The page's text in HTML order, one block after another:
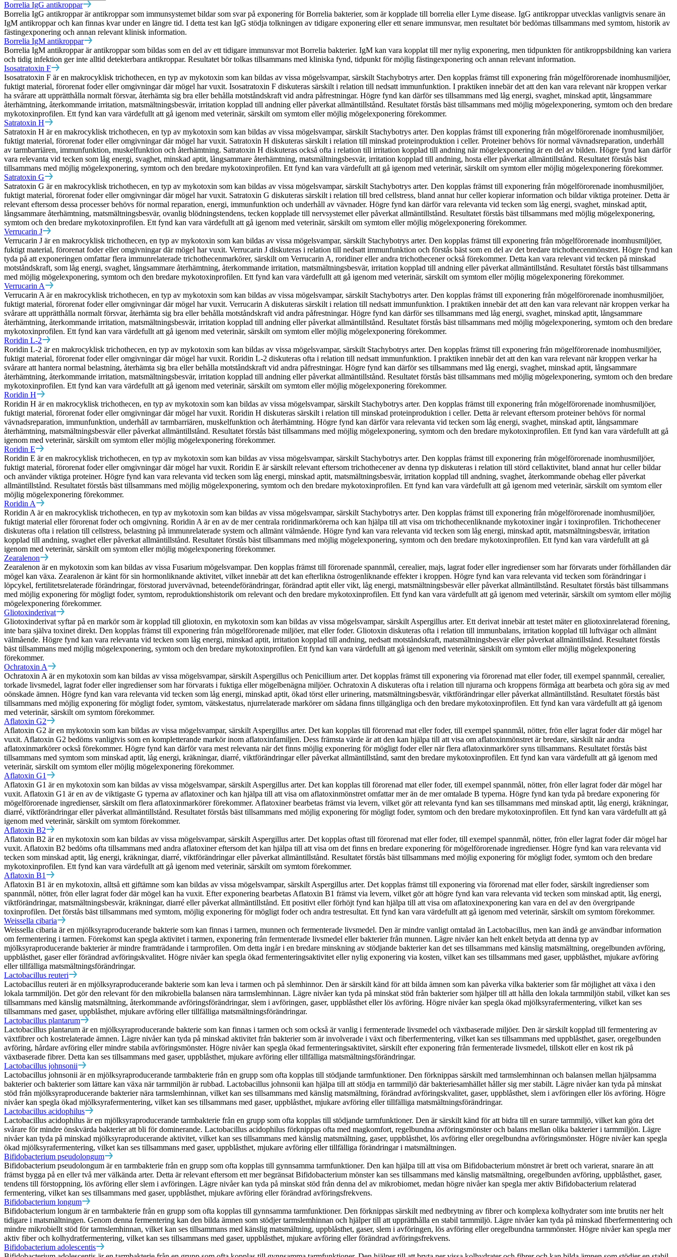
Borrelia IgG antikroppar
Borrelia IgG antikroppar är antikroppar som immunsystemet bildar som svar på exponering för Borrelia bakterier, som är kopplade till borrelia eller Lyme disease. IgG antikroppar utvecklas vanligtvis senare än
IgM antikroppar och kan finnas kvar under en längre tid. I detta test kan IgG stödja tolkningen av tidigare exponering eller ett senare immunsvar, men resultatet bör bedömas tillsammans med symtom, historik av
fästingexponering och annan relevant klinisk information.
Borrelia IgM antikroppar
Borrelia IgM antikroppar är antikroppar som bildas som en del av ett tidigare immunsvar mot Borrelia bakterier. IgM kan vara kopplat till mer nylig exponering, men tidpunkten för antikroppsbildning kan variera
och tidig infektion ger inte alltid detekterbara antikroppar. Resultatet bör tolkas tillsammans med kliniska fynd, tidpunkt för möjlig fästingexponering och annan relevant information.
Isosatratoxin F
Isosatratoxin F är en makrocyklisk trichothecen, en typ av mykotoxin som kan bildas av vissa mögelsvampar, särskilt Stachybotrys arter. Den kopplas främst till exponering från mögelförorenade inomhusmiljöer,
fuktigt material, förorenat foder eller omgivningar där mögel har vuxit. Isosatratoxin F diskuteras särskilt i relation till nedsatt immunfunktion. I praktiken innebär det att den kan vara relevant när kroppen verkar
ha svårare att upprätthålla normalt försvar, återhämta sig bra eller behålla motståndskraft vid andra påfrestningar. Högre fynd kan därför ses tillsammans med låg energi, svaghet, minskad aptit, långsammare
återhämtning, återkommande irritation, matsmältningsbesvär, irritation kopplad till andning eller påverkat allmäntillstånd. Resultatet förstås bäst tillsammans med möjlig mögelexponering, symtom och den bredare
mykotoxinprofilen. Ett fynd kan vara värdefullt att gå igenom med veterinär, särskilt om symtom eller möjlig mögelexponering förekommer.
Satratoxin H
Satratoxin H är en makrocyklisk trichothecen, en typ av mykotoxin som kan bildas av vissa mögelsvampar, särskilt Stachybotrys arter. Den kopplas främst till exponering från mögelförorenade inomhusmiljöer,
fuktigt material, förorenat foder eller omgivningar där mögel har vuxit. Satratoxin H diskuteras särskilt i relation till minskad proteinproduktion i celler. Proteiner behövs för normal vävnadsreparation, underhåll
av tarmbarriären, immunfunktion, muskelfunktion och återhämtning. Satratoxin H diskuteras också ofta i relation till irritation kopplad till andning när mögelexponering är en del av bilden. Högre fynd kan därför
vara relevanta vid tecken som låg energi, svaghet, minskad aptit, långsammare återhämtning, matsmältningsbesvär, irritation kopplad till andning, hosta eller påverkat allmäntillstånd. Resultatet förstås bäst
tillsammans med möjlig mögelexponering, symtom och den bredare mykotoxinprofilen. Ett fynd kan vara värdefullt att gå igenom med veterinär, särskilt om symtom eller möjlig mögelexponering förekommer.
Satratoxin G
Satratoxin G är en makrocyklisk trichothecen, en typ av mykotoxin som kan bildas av vissa mögelsvampar, särskilt Stachybotrys arter. Den kopplas främst till exponering från mögelförorenade inomhusmiljöer,
fuktigt material, förorenat foder eller omgivningar där mögel har vuxit. Satratoxin G diskuteras särskilt i relation till bred cellstress, bland annat hur celler kopierar information och bildar viktiga proteiner. Detta är
relevant eftersom dessa processer behövs för normal reparation, energi, immunfunktion och underhåll av vävnader. Högre fynd kan därför vara relevanta vid tecken som låg energi, svaghet, minskad aptit,
långsammare återhämtning, matsmältningsbesvär, ovanlig blödningstendens, tecken kopplade till nervsystemet eller påverkat allmäntillstånd. Resultatet förstås bäst tillsammans med möjlig mögelexponering,
symtom och den bredare mykotoxinprofilen. Ett fynd kan vara värdefullt att gå igenom med veterinär, särskilt om symtom eller möjlig mögelexponering förekommer.
Verrucarin J
Verrucarin J är en makrocyklisk trichothecen, en typ av mykotoxin som kan bildas av vissa mögelsvampar, särskilt Stachybotrys arter. Den kopplas främst till exponering från mögelförorenade inomhusmiljöer,
fuktigt material, förorenat foder eller omgivningar där mögel har vuxit. Verrucarin J diskuteras i relation till nedsatt immunfunktion och förstås bäst som en del av det bredare trichothecenmönstret. Högre fynd kan
tyda på att exponeringen omfattar flera immunrelaterade trichothecenmarkörer, särskilt om Verrucarin A, roridiner eller andra trichothecener också förekommer. Detta kan vara relevant vid tecken på minskad
motståndskraft, som låg energi, svaghet, långsammare återhämtning, återkommande irritation, matsmältningsbesvär, irritation kopplad till andning eller påverkat allmäntillstånd. Resultatet förstås bäst tillsammans
med möjlig mögelexponering, symtom och den bredare mykotoxinprofilen. Ett fynd kan vara värdefullt att gå igenom med veterinär, särskilt om symtom eller möjlig mögelexponering förekommer.
Verrucarin A
Verrucarin A är en makrocyklisk trichothecen, en typ av mykotoxin som kan bildas av vissa mögelsvampar, särskilt Stachybotrys arter. Den kopplas främst till exponering från mögelförorenade inomhusmiljöer,
fuktigt material, förorenat foder eller omgivningar där mögel har vuxit. Verrucarin A diskuteras särskilt i relation till nedsatt immunfunktion. I praktiken innebär det att den kan vara relevant när kroppen verkar ha
svårare att upprätthålla normalt försvar, återhämta sig bra eller behålla motståndskraft vid andra påfrestningar. Högre fynd kan därför ses tillsammans med låg energi, svaghet, minskad aptit, långsammare
återhämtning, återkommande irritation, matsmältningsbesvär, irritation kopplad till andning eller påverkat allmäntillstånd. Resultatet förstås bäst tillsammans med möjlig mögelexponering, symtom och den bredare
mykotoxinprofilen. Ett fynd kan vara värdefullt att gå igenom med veterinär, särskilt om symtom eller möjlig mögelexponering förekommer.
Roridin L-2
Roridin L-2 är en makrocyklisk trichothecen, en typ av mykotoxin som kan bildas av vissa mögelsvampar, särskilt Stachybotrys arter. Den kopplas främst till exponering från mögelförorenade inomhusmiljöer,
fuktigt material, förorenat foder eller omgivningar där mögel har vuxit. Roridin L-2 diskuteras ofta i relation till nedsatt immunfunktion. I praktiken innebär det att den kan vara relevant när kroppen verkar ha
svårare att hantera normal belastning, återhämta sig bra eller behålla motståndskraft vid andra påfrestningar. Högre fynd kan därför ses tillsammans med låg energi, svaghet, minskad aptit, långsammare
återhämtning, återkommande irritation, matsmältningsbesvär, irritation kopplad till andning eller påverkat allmäntillstånd. Resultatet förstås bäst tillsammans med möjlig mögelexponering, symtom och den bredare
mykotoxinprofilen. Ett fynd kan vara värdefullt att gå igenom med veterinär, särskilt om symtom eller möjlig mögelexponering förekommer.
Roridin H
Roridin H är en makrocyklisk trichothecen, en typ av mykotoxin som kan bildas av vissa mögelsvampar, särskilt Stachybotrys arter. Den kopplas främst till exponering från mögelförorenade inomhusmiljöer,
fuktigt material, förorenat foder eller omgivningar där mögel har vuxit. Roridin H diskuteras särskilt i relation till minskad proteinproduktion i celler. Detta är relevant eftersom proteiner behövs för normal
vävnadsreparation, immunfunktion, underhåll av tarmbarriären, muskelfunktion och återhämtning. Högre fynd kan därför vara relevanta vid tecken som låg energi, svaghet, minskad aptit, långsammare
återhämtning, matsmältningsbesvär eller påverkat allmäntillstånd. Resultatet förstås bäst tillsammans med möjlig mögelexponering, symtom och den bredare mykotoxinprofilen. Ett fynd kan vara värdefullt att gå
igenom med veterinär, särskilt om symtom eller möjlig mögelexponering förekommer.
Roridin E
Roridin E är en makrocyklisk trichothecen, en typ av mykotoxin som kan bildas av vissa mögelsvampar, särskilt Stachybotrys arter. Den kopplas främst till exponering från mögelförorenade inomhusmiljöer,
fuktigt material, förorenat foder eller omgivningar där mögel har vuxit. Roridin E är särskilt relevant eftersom trichothecener av denna typ diskuteras i relation till störd cellaktivitet, bland annat hur celler bildar
och använder viktiga proteiner. Högre fynd kan vara relevanta vid tecken som låg energi, minskad aptit, matsmältningsbesvär, irritation kopplad till andning, svaghet, återkommande obehag eller påverkat
allmäntillstånd. Resultatet förstås bäst tillsammans med möjlig mögelexponering, symtom och den bredare mykotoxinprofilen. Ett fynd kan vara värdefullt att gå igenom med veterinär, särskilt om symtom eller
möjlig mögelexponering förekommer.
Roridin A
Roridin A är en makrocyklisk trichothecen, en typ av mykotoxin som kan bildas av vissa mögelsvampar, särskilt Stachybotrys arter. Den kopplas främst till exponering från mögelförorenade inomhusmiljöer,
fuktigt material eller förorenat foder och omgivning. Roridin A är en av de mer centrala roridinmarkörerna och kan hjälpa till att visa om trichothecenliknande mykotoxiner ingår i toxinprofilen. Trichothecener
diskuteras ofta i relation till cellstress, belastning på immunrelaterade system och allmänt välmående. Högre fynd kan vara relevanta vid tecken som låg energi, minskad aptit, matsmältningsbesvär, irritation
kopplad till andning, svaghet eller påverkat allmäntillstånd. Resultatet förstås bäst tillsammans med möjlig mögelexponering, symtom och den bredare mykotoxinprofilen. Ett fynd kan vara värdefullt att gå
igenom med veterinär, särskilt om symtom eller möjlig mögelexponering förekommer.
Zearalenon
Zearalenon är en mykotoxin som kan bildas av vissa Fusarium mögelsvampar. Den kopplas främst till förorenade spannmål, cerealier, majs, lagrat foder eller ingredienser som har förvarats under förhållanden där
mögel kan växa. Zearalenon är känt för sin hormonliknande aktivitet, vilket innebär att det kan efterlikna östrogenliknande effekter i kroppen. Högre fynd kan vara relevanta vid tecken som förändringar i
löpcykel, fertilitetsrelaterade förändringar, förstorad juvervävnad, beteendeförändringar, förändrad aptit eller vikt, låg energi, matsmältningsbesvär eller påverkat allmäntillstånd. Resultatet förstås bäst tillsammans
med möjlig exponering för mögligt foder, symtom, reproduktionshistorik om relevant och den bredare mykotoxinprofilen. Ett fynd kan vara värdefullt att gå igenom med veterinär, särskilt om symtom eller möjlig
mögelexponering förekommer.
Gliotoxinderivat
Gliotoxinderivat syftar på en markör som är kopplad till gliotoxin, en mykotoxin som kan bildas av vissa mögelsvampar, särskilt Aspergillus arter. Ett derivat innebär att testet mäter en gliotoxinrelaterad förening,
inte bara själva toxinet direkt. Den kopplas främst till exponering från mögelförorenade miljöer, mat eller foder. Gliotoxin diskuteras ofta i relation till immunbalans, irritation kopplad till luftvägar och allmänt
välmående. Högre fynd kan vara relevanta vid tecken som låg energi, minskad aptit, irritation kopplad till andning, nedsatt motståndskraft, matsmältningsbesvär eller påverkat allmäntillstånd. Resultatet förstås
bäst tillsammans med möjlig mögelexponering, symtom och den bredare mykotoxinprofilen. Ett fynd kan vara värdefullt att gå igenom med veterinär, särskilt om symtom eller möjlig mögelexponering
förekommer.
Ochratoxin A
Ochratoxin A är en mykotoxin som kan bildas av vissa mögelsvampar, särskilt Aspergillus och Penicillium arter. Det kopplas främst till exponering via förorenad mat eller foder, till exempel spannmål, cerealier,
torkade livsmedel, lagrat foder eller ingredienser som har förvarats i fuktiga eller mögelbenägna miljöer. Ochratoxin A diskuteras ofta i relation till njurarna och kroppens förmåga att bearbeta och göra sig av med
oönskade ämnen. Högre fynd kan vara relevanta vid tecken som låg energi, minskad aptit, ökad törst eller urinering, matsmältningsbesvär, viktförändringar eller påverkat allmäntillstånd. Resultatet förstås bäst
tillsammans med möjlig exponering för mögligt foder, symtom, vätskestatus, njurrelaterade markörer om sådana finns tillgängliga och den bredare mykotoxinprofilen. Ett fynd kan vara värdefullt att gå igenom
med veterinär, särskilt om symtom förekommer.
Aflatoxin G2
Aflatoxin G2 är en mykotoxin som kan bildas av vissa mögelsvampar, särskilt Aspergillus arter. Det kan kopplas till förorenad mat eller foder, till exempel spannmål, nötter, frön eller lagrat foder där mögel har
vuxit. Aflatoxin G2 bedöms vanligtvis som en kompletterande markör inom aflatoxinfamiljen. Dess främsta värde är att den kan hjälpa till att visa om aflatoxinmönstret är bredare, särskilt när andra
aflatoxinmarkörer också förekommer. Högre fynd kan därför vara mest relevanta när det finns möjlig exponering för mögligt foder eller när flera aflatoxinmarkörer syns tillsammans. Resultatet förstås bäst
tillsammans med symtom som minskad aptit, låg energi, kräkningar, diarré, viktförändringar eller påverkat allmäntillstånd, samt den bredare mykotoxinprofilen. Ett fynd kan vara värdefullt att gå igenom med
veterinär, särskilt om symtom eller möjlig mögelexponering förekommer.
Aflatoxin G1
Aflatoxin G1 är en mykotoxin som kan bildas av vissa mögelsvampar, särskilt Aspergillus arter. Det kan kopplas till förorenad mat eller foder, till exempel spannmål, nötter, frön eller lagrat foder där mögel har
vuxit. Aflatoxin G1 är en av de viktigaste G typerna av aflatoxiner och kan hjälpa till att visa om aflatoxinmönstret omfattar mer än de mer omtalade B typerna. Högre fynd kan tyda på bredare exponering för
mögelförorenade ingredienser, särskilt om flera aflatoxinmarkörer förekommer. Aflatoxiner bearbetas främst via levern, vilket gör att relevanta fynd kan ses tillsammans med minskad aptit, låg energi, kräkningar,
diarré, viktförändringar eller påverkat allmäntillstånd. Resultatet förstås bäst tillsammans med möjlig exponering för mögligt foder, symtom och den bredare mykotoxinprofilen. Ett fynd kan vara värdefullt att gå
igenom med veterinär, särskilt om symtom förekommer.
Aflatoxin B2
Aflatoxin B2 är en mykotoxin som kan bildas av vissa mögelsvampar, särskilt Aspergillus arter. Det kopplas oftast till förorenad mat eller foder, till exempel spannmål, nötter, frön eller lagrat foder där mögel har
vuxit. Aflatoxin B2 bedöms ofta tillsammans med andra aflatoxiner eftersom det kan hjälpa till att visa om det finns en bredare exponering för mögelförorenade ingredienser. Högre fynd kan vara relevanta vid
tecken som minskad aptit, låg energi, kräkningar, diarré, viktförändringar eller påverkat allmäntillstånd. Resultatet förstås bäst tillsammans med möjlig exponering för mögligt foder, symtom och den bredare
mykotoxinprofilen. Ett fynd kan vara värdefullt att gå igenom med veterinär, särskilt om symtom förekommer.
Aflatoxin B1
Aflatoxin B1 är en mykotoxin, alltså ett giftämne som kan bildas av vissa mögelsvampar, särskilt Aspergillus arter. Det kopplas främst till exponering via förorenad mat eller foder, särskilt ingredienser som
spannmål, nötter, frön eller lagrat foder där mögel kan ha vuxit. Efter exponering bearbetas Aflatoxin B1 främst via levern, vilket gör att högre fynd kan vara relevanta vid tecken som minskad aptit, låg energi,
viktförändringar, matsmältningsbesvär, kräkningar, diarré eller påverkat allmäntillstånd. Ett positivt eller förhöjt fynd kan hjälpa till att visa om aflatoxinexponering kan vara en del av den övergripande
toxinprofilen. Det förstås bäst tillsammans med symtom, möjlig exponering för mögligt foder och andra testresultat. Ett fynd kan vara värdefullt att gå igenom med veterinär, särskilt om symtom förekommer.
Weissella cibaria
Weissella cibaria är en mjölksyraproducerande bakterie som kan finnas i tarmen, munnen och fermenterade livsmedel. Den är mindre vanligt omtalad än Lactobacillus, men kan ändå ge användbar information
om fermentering i tarmen. Förekomst kan spegla aktivitet i tarmen, exponering från fermenterade livsmedel eller bakterier från munnen. Lägre nivåer kan helt enkelt betyda att denna typ av
mjölksyraproducerande bakterier är mindre framträdande i tarmprofilen. Om detta ingår i en bredare minskning av stödjande bakterier kan det ses tillsammans med känslig matsmältning, oregelbunden avföring,
uppblåsthet, gaser eller förändrad avföringskvalitet. Högre nivåer kan spegla ökad fermenteringsaktivitet eller nylig exponering via kosten, vilket kan ses tillsammans med gaser, uppblåsthet, mjukare avföring
eller tillfälliga matsmältningsförändringar.
Lactobacillus reuteri
Lactobacillus reuteri är en mjölksyraproducerande bakterie som kan leva i tarmen och på slemhinnor. Den är särskilt känd för att bilda ämnen som kan påverka vilka bakterier som får möjlighet att växa i den
lokala tarmmiljön. Det gör den relevant för den mikrobiella balansen nära tarmslemhinnan. Lägre nivåer kan tyda på minskat stöd från bakterier som hjälper till att hålla den lokala tarmmiljön stabil, vilket kan ses
tillsammans med känslig matsmältning, återkommande avföringsförändringar, slem i avföringen, gaser, uppblåsthet eller lös avföring. Högre nivåer kan spegla ökad mjölksyrafermentering, vilket kan ses
tillsammans med gaser, uppblåsthet, mjukare avföring eller tillfälliga matsmältningsförändringar.
Lactobacillus plantarum
Lactobacillus plantarum är en mjölksyraproducerande bakterie som kan finnas i tarmen och som också är vanlig i fermenterade livsmedel och växtbaserade miljöer. Den är särskilt kopplad till fermentering av
växtfibrer och kostrelaterade ämnen. Lägre nivåer kan tyda på minskad aktivitet från bakterier som är involverade i växt och fiberfermentering, vilket kan ses tillsammans med uppblåsthet, gaser, oregelbunden
avföring, hårdare avföring eller mindre stabila avföringsmönster. Högre nivåer kan spegla ökad fermenteringsaktivitet, särskilt efter exponering från fermenterade livsmedel, tillskott eller en kost rik på
växtbaserade fibrer. Detta kan ses tillsammans med gaser, uppblåsthet, mjukare avföring eller tillfälliga matsmältningsförändringar.
Lactobacillus johnsonii
Lactobacillus johnsonii är en mjölksyraproducerande tarmbakterie från en grupp som ofta kopplas till stödjande tarmfunktioner. Den förknippas särskilt med tarmslemhinnan och balansen mellan hjälpsamma
bakterier och bakterier som lättare kan växa när tarmmiljön är rubbad. Lactobacillus johnsonii kan hjälpa till att stödja en tarmmiljö där bakteriesamhället håller sig mer stabilt. Lägre nivåer kan tyda på minskat
stöd från mjölksyraproducerande bakterier nära tarmslemhinnan, vilket kan ses tillsammans med känslig matsmältning, förändrad avföringskvalitet, gaser, uppblåsthet, slem i avföringen eller lös avföring. Högre
nivåer kan spegla ökad mjölksyrafermentering, vilket kan ses tillsammans med gaser, uppblåsthet, mjukare avföring eller tillfälliga matsmältningsförändringar.
Lactobacillus acidophilus
Lactobacillus acidophilus är en mjölksyraproducerande tarmbakterie från en grupp som ofta kopplas till stödjande tarmfunktioner. Den är särskilt känd för att bidra till en surare tarmmiljö, vilket kan göra det
svårare för mindre önskvärda bakterier att bli för dominerande. Lactobacillus acidophilus förknippas ofta med magkomfort, regelbundna avföringsmönster och balans mellan olika bakterier i tarmmiljön. Lägre
nivåer kan tyda på minskad mjölksyraproducerande aktivitet, vilket kan ses tillsammans med känslig matsmältning, gaser, uppblåsthet, lös avföring eller oregelbundna avföringsmönster. Högre nivåer kan spegla
ökad mjölksyrafermentering, vilket kan ses tillsammans med gaser, uppblåsthet, mjukare avföring eller tillfälliga förändringar i matsmältningen.
Bifidobacterium pseudolongum
Bifidobacterium pseudolongum är en tarmbakterie från en grupp som ofta kopplas till gynnsamma tarmfunktioner. Den kan hjälpa till att visa om Bifidobacterium mönstret är brett och varierat, snarare än att
främst bygga på en eller två mer välkända arter. Detta är relevant eftersom ett mer begränsat Bifidobacterium mönster kan ses tillsammans med känslig matsmältning, oregelbunden avföring, uppblåsthet, gaser,
tendens till förstoppning, lös avföring eller slem i avföringen. Lägre nivåer kan tyda på minskat stöd från denna del av mikrobiomet, medan högre nivåer kan spegla mer aktiv Bifidobacterium relaterad
fermentering, vilket kan ses tillsammans med gaser, uppblåsthet, mjukare avföring eller förändrad avföringsfrekvens.
Bifidobacterium longum
Bifidobacterium longum är en tarmbakterie från en grupp som ofta kopplas till gynnsamma tarmfunktioner. Den förknippas särskilt med nedbrytning av fibrer och komplexa kolhydrater som inte brutits ner helt
tidigare i matsmältningen. Genom denna fermentering kan den bilda ämnen som stödjer tarmslemhinnan och hjälper till att upprätthålla en stabil tarmmiljö. Lägre nivåer kan tyda på minskad fiberfermentering och
mindre mikrobiellt stöd för tarmslemhinnan, vilket kan ses tillsammans med känslig matsmältning, uppblåsthet, gaser, slem i avföringen, lös avföring eller oregelbundna tarmmönster. Högre nivåer kan spegla mer
aktiv fiber och kolhydratfermentering, vilket kan ses tillsammans med gaser, uppblåsthet, mjukare avföring eller förändrad avföringsfrekvens.
Bifidobacterium adolescentis